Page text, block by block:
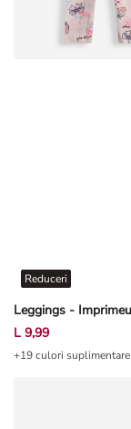
Reduceri
L 9,99
+19 culori suplimentare